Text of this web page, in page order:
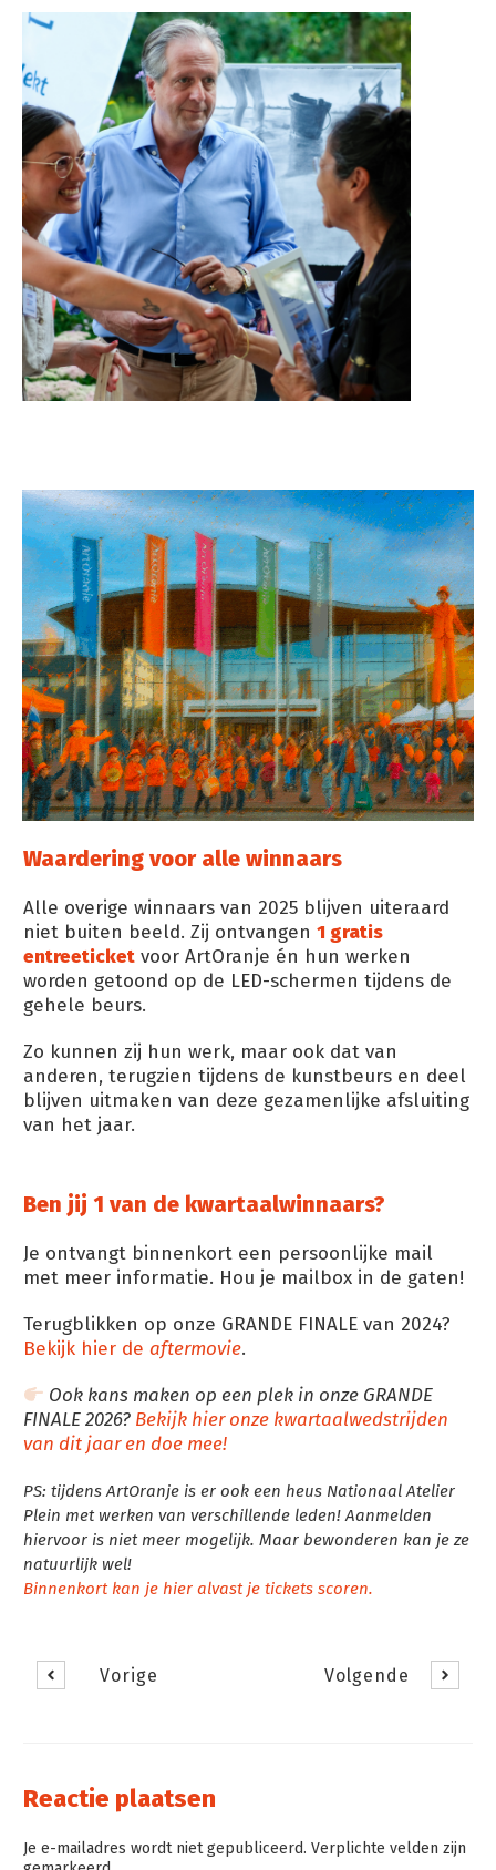
Waardering voor alle winnaars
Alle overige winnaars van 2025 blijven uiteraard
niet buiten beeld. Zij ontvangen 1 gratis
entreeticket voor ArtOranje én hun werken
worden getoond op de LED-schermen tijdens de
gehele beurs.
Zo kunnen zij hun werk, maar ook dat van
anderen, terugzien tijdens de kunstbeurs en deel
blijven uitmaken van deze gezamenlijke afsluiting
van het jaar.
Ben jij 1 van de kwartaalwinnaars?
Je ontvangt binnenkort een persoonlijke mail
met meer informatie. Hou je mailbox in de gaten!
Terugblikken op onze GRANDE FINALE van 2024?
Bekijk hier de aftermovie.
Ook kans maken op een plek in onze GRANDE
FINALE 2026? Bekijk hier onze kwartaalwedstrijden
van dit jaar en doe mee!
PS: tijdens ArtOranje is er ook een heus Nationaal Atelier
Plein met werken van verschillende leden! Aanmelden
hiervoor is niet meer mogelijk. Maar bewonderen kan je ze
natuurlijk wel!
Binnenkort kan je hier alvast je tickets scoren.
Vorige Volgende
Reactie plaatsen
Je e-mailadres wordt niet gepubliceerd. Verplichte velden zijn